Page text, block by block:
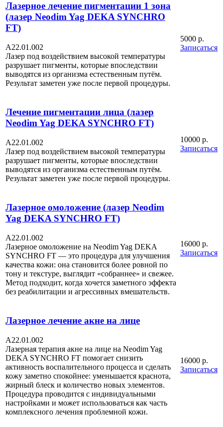
Лазерное лечение пигментации 1 зона
(лазер Neodim Yag DEKA SYNCHRO
FT)
A22.01.002
Лазер под воздействием высокой температуры
разрушает пигменты, которые впоследствии
выводятся из организма естественным путём.
Результат заметен уже после первой процедуры.
5000 р.
Записаться
Лечение пигментации лица (лазер
Neodim Yag DEKA SYNCHRO FT)
А22.01.002
Лазер под воздействием высокой температуры
разрушает пигменты, которые впоследствии
выводятся из организма естественным путём.
Результат заметен уже после первой процедуры.
10000 р.
Записаться
Лазерное омоложение (лазер Neodim
Yag DEKA SYNCHRO FT)
A22.01.002
Лазерное омоложение на Neodim Yag DEKA
SYNCHRO FT — это процедура для улучшения
качества кожи: она становится более ровной по
тону и текстуре, выглядит «собраннее» и свежее.
Метод подходит, когда хочется заметного эффекта
без реабилитации и агрессивных вмешательств.
16000 р.
Записаться
Лазерное лечение акне на лице
А22.01.002
Лазерная терапия акне на лице на Neodim Yag
DEKA SYNCHRO FT помогает снизить
активность воспалительного процесса и сделать
кожу заметно спокойнее: уменьшается краснота,
жирный блеск и количество новых элементов.
Процедура проводится с индивидуальными
настройками и может использоваться как часть
комплексного лечения проблемной кожи.
16000 р.
Записаться